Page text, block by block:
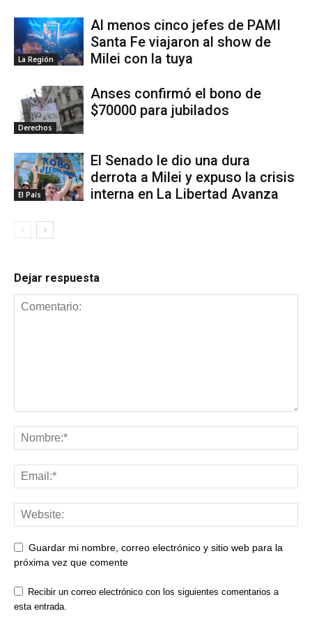
La Región
Al menos cinco jefes de PAMI
Santa Fe viajaron al show de
Milei con la tuya
Derechos
Anses confirmó el bono de
$70000 para jubilados
El País
El Senado le dio una dura
derrota a Milei y expuso la crisis
interna en La Libertad Avanza
Dejar respuesta
Guardar mi nombre, correo electrónico y sitio web para la
próxima vez que comente
Recibir un correo electrónico con los siguientes comentarios a
esta entrada.